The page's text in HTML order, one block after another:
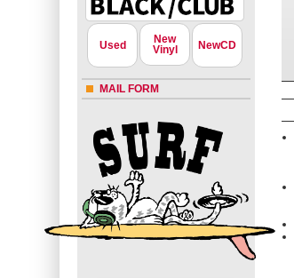
Used
New
Vinyl
NewCD
MAIL FORM